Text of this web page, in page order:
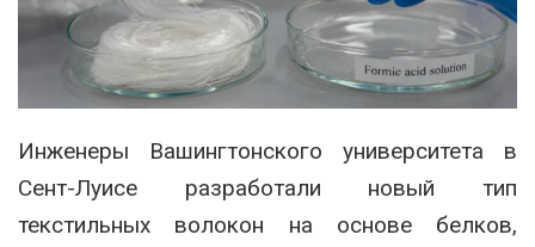
Инженеры Вашингтонского университета в
Сент-Луисе разработали новый тип
текстильных волокон на основе белков,